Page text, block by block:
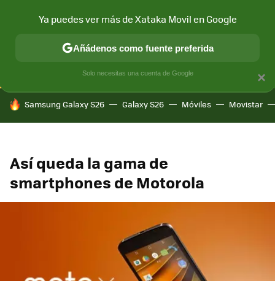
CONECTIVIDAD MÓVIL Y SOCIEDAD APLICACIONES
HOY SE HABLA DE
Samsung Galaxy S26 Galaxy S26 Móviles Movistar
Así queda la gama de
smartphones de Motorola
×
Ya puedes ver más de Xataka Movil en Google
Añádenos como fuente preferida
Solo necesitas una cuenta de Google